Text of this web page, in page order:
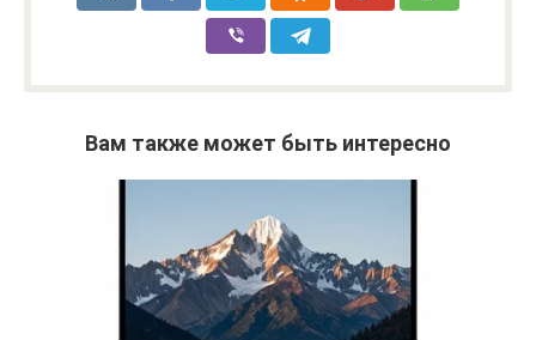
Вам также может быть интересно